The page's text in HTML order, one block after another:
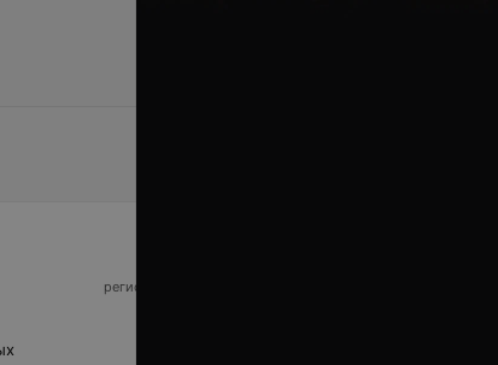
регистрирующий орган - Минский горисполком